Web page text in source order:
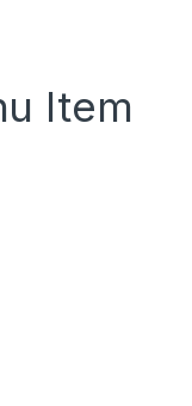
Item